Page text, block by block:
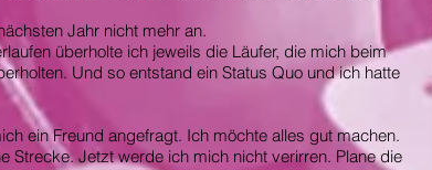
Jahr nicht mehr an.
überholte ich jeweils die Läufer, die mich beim
Und so entstand ein Status Quo und ich hatte
ein Freund angefragt. Ich möchte alles gut machen.
Strecke. Jetzt werde ich mich nicht verirren. Plane die